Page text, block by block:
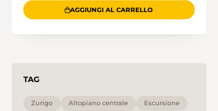
AGGIUNGI AL CARRELLO
TAG
Zurigo Altopiano centrale
Escursione